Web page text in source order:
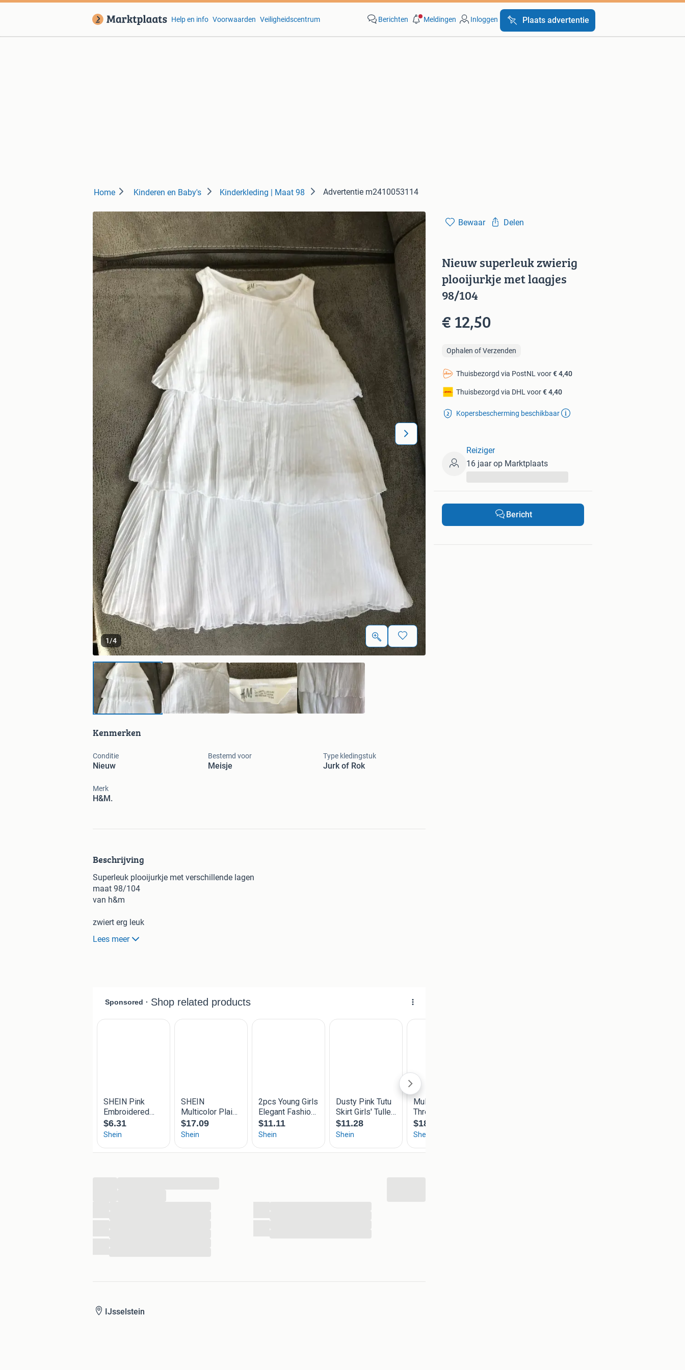
Help en info Voorwaarden Veiligheidscentrum Berichten Meldingen Inloggen Plaats advertentie
Home Kinderen en Baby's Kinderkleding | Maat 98 Advertentie m2410053114
1/4
Kenmerken
Conditie
Nieuw
Bestemd voor
Meisje
Type kledingstuk
Jurk of Rok
Merk
H&M.
Beschrijving
Superleuk plooijurkje met verschillende lagen
maat 98/104
van h&m
zwiert erg leuk
nog helemaal nieuw nooit gedragen helaas
gekocht voor een feestje wat door omstandigheden niet door kon gaan
pakket al vanaf 3,15 incl. track en trace
Lees meer
IJsselstein
Bewaar Delen
Nieuw superleuk zwierig
plooijurkje met laagjes
98/104
€ 12,50
Ophalen of Verzenden
Thuisbezorgd via PostNL voor€ 4,40
Thuisbezorgd via DHL voor€ 4,40
Kopersbescherming beschikbaar
Reiziger
16 jaar op Marktplaats
Bericht